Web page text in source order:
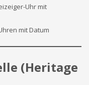
Uhr mit
mit Datum
(Heritage